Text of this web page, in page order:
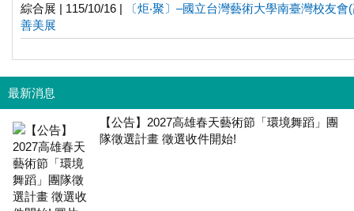
綜合展 | 115/10/16 |
〔炬‧聚〕–國立台灣藝術大學南臺灣校友
善美展
最新消息
【公告】2027高雄春天藝術節「環境舞蹈」團
隊徵選計畫 徵選收件開始!